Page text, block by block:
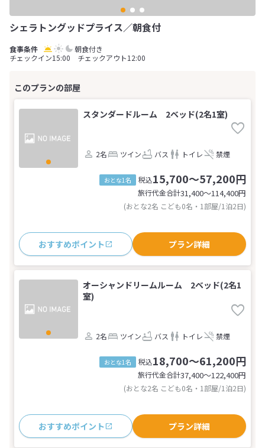
シェラトングッドプライス／朝食付
朝食付き
チェックイン15:00 チェックアウト12:00
スタンダードルーム 2ベッド(2名1室)
2名 ツイン バス トイレ 禁煙
おとな1名 税込15,700～57,200円
旅行代金合計31,400〜114,400円
(おとな2名 こども0名・1部屋/1泊2日)
おすすめポイント プラン詳細
オーシャンドリームルーム 2ベッド(2名1
室)
2名 ツイン バス トイレ 禁煙
おとな1名 税込18,700～61,200円
旅行代金合計37,400〜122,400円
(おとな2名 こども0名・1部屋/1泊2日)
おすすめポイント プラン詳細